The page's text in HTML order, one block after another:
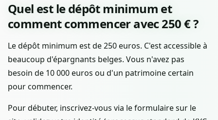
Quel est le dépôt minimum et
comment commencer avec 250 € ?
Le dépôt minimum est de 250 euros. C'est accessible à
beaucoup d'épargnants belges. Vous n'avez pas
besoin de 10 000 euros ou d'un patrimoine certain
pour commencer.
Pour débuter, inscrivez-vous via le formulaire sur le